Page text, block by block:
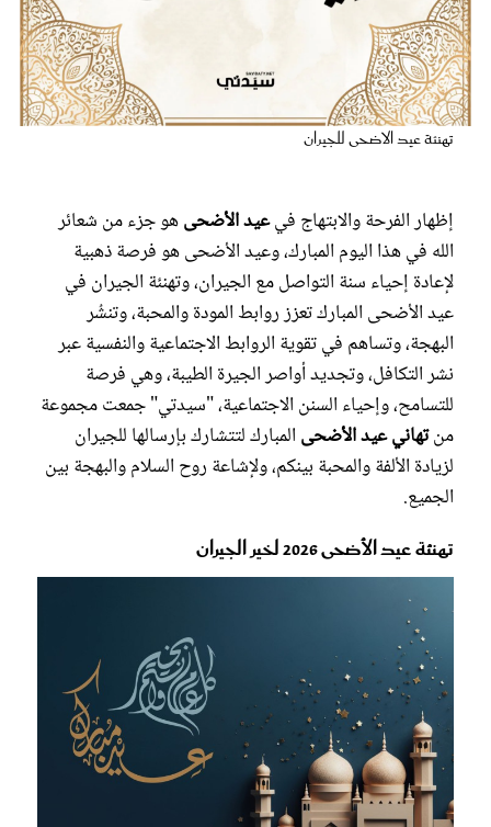
تهنئة عيد الاضحى للجيران
إظهار الفرحة والابتهاج فيعيد الأضحىهو جزء من شعائر
الله في هذا اليوم المبارك، وعيد الأضحى هو فرصة ذهبية
لإعادة إحياء سنة التواصل مع الجيران، وتهنئة الجيران في
عيد الأضحى المبارك تعزز روابط المودة والمحبة، وتنشُر
البهجة، وتساهم في تقوية الروابط الاجتماعية والنفسية عبر
نشر التكافل، وتجديد أواصر الجيرة الطيبة، وهي فرصة
للتسامح، وإحياء السنن الاجتماعية، "سيدتي" جمعت مجموعة
منتهاني عيد الأضحى المبارك لتتشارك بإرسالها للجيران
لزيادة الألفة والمحبة بينكم، ولإشاعة روح السلام والبهجة بين
الجميع.
تهنئة عيد الأضحى 2026 لخير الجيران
عروس سيدتي
مجلة سيدتي
غلاف رفمي